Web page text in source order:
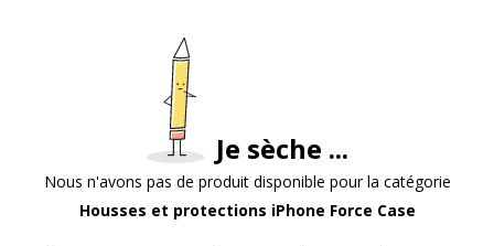
Je sèche ...
Nous n'avons pas de produit disponible pour la catégorie
Housses et protections iPhone Force Case